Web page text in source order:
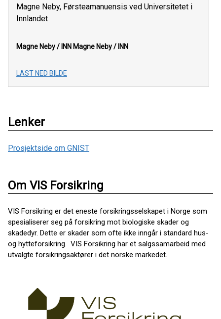
Magne Neby, Førsteamanuensis ved Universitetet i
Innlandet
Magne Neby / INN Magne Neby / INN
LAST NED BILDE
Lenker
Prosjektside om GNIST
Om VIS Forsikring
VIS Forsikring er det eneste forsikringsselskapet i Norge som
spesialiserer seg på forsikring mot biologiske skader og
skadedyr. Dette er skader som ofte ikke inngår i standard hus-
og hytteforsikring. VIS Forsikring har et salgssamarbeid med
utvalgte forsikringsaktører i det norske markedet.